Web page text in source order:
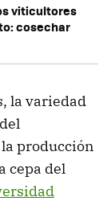
viticultores
cosechar
la variedad
producción
cepa del